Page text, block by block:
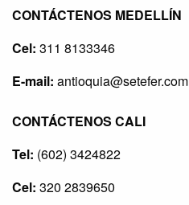
CONTÁCTENOS MEDELLÍN
Cel: 311 8133346
E-mail: antioquia@setefer.com
CONTÁCTENOS CALI
Tel: (602) 3424822
Cel: 320 2839650